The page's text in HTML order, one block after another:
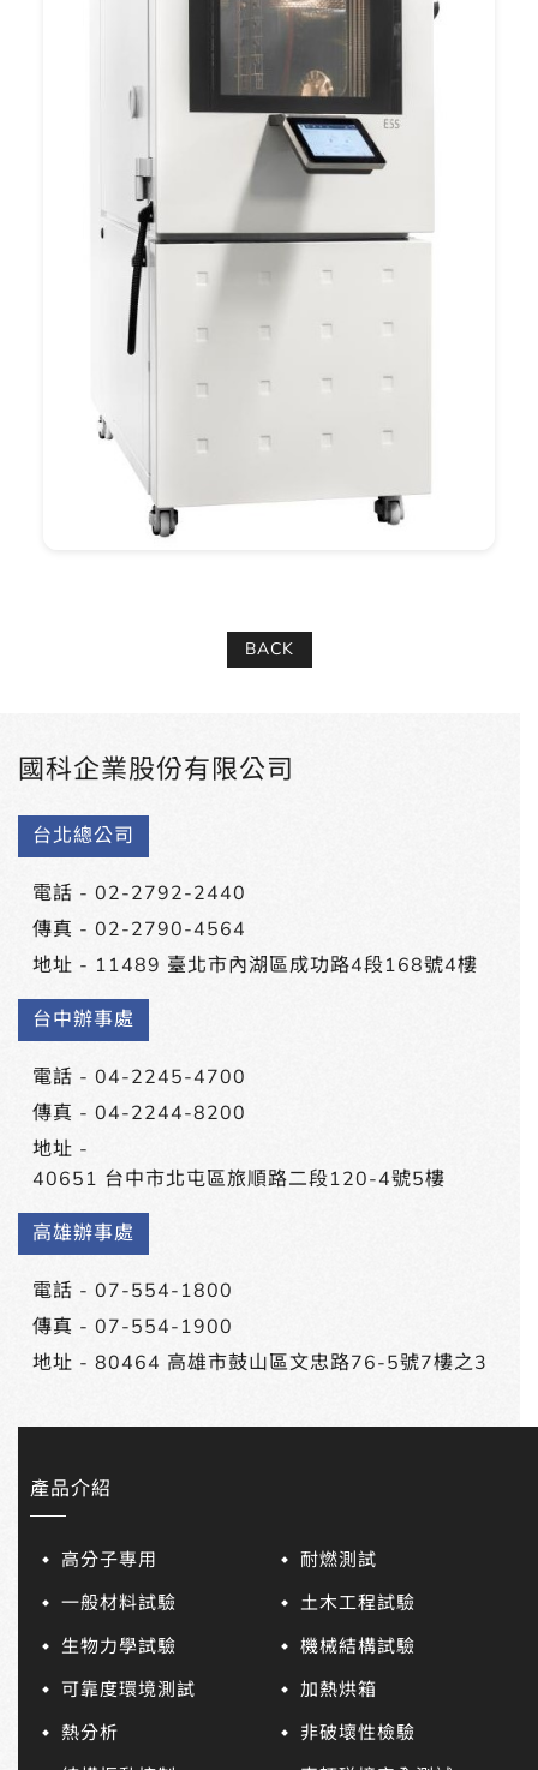
BACK
國科企業股份有限公司
台北總公司
電話 - 02-2792-2440
傳真 - 02-2790-4564
地址 - 11489 臺北市內湖區成功路4段168號4樓
台中辦事處
電話 - 04-2245-4700
傳真 - 04-2244-8200
地址 -
40651 台中市北屯區旅順路二段120-4號5樓
高雄辦事處
電話 - 07-554-1800
傳真 - 07-554-1900
地址 - 80464 高雄市鼓山區文忠路76-5號7樓之3
產品介紹
高分子專用
耐燃測試
一般材料試驗
土木工程試驗
生物力學試驗
機械結構試驗
可靠度環境測試
加熱烘箱
熱分析
非破壞性檢驗